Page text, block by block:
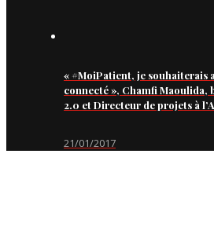
« #MoiPatient, je souhaiterais
connecté », Chamfi
2.0 et Directeur de projets à
21/01/2017